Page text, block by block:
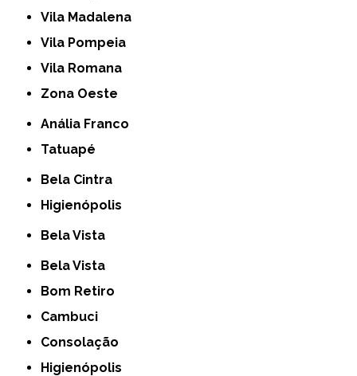
Vila Madalena
Vila Pompeia
Vila Romana
Zona Oeste
Anália Franco
Tatuapé
Bela Cintra
Higienópolis
Bela Vista
Bela Vista
Bom Retiro
Cambuci
Consolação
Higienópolis